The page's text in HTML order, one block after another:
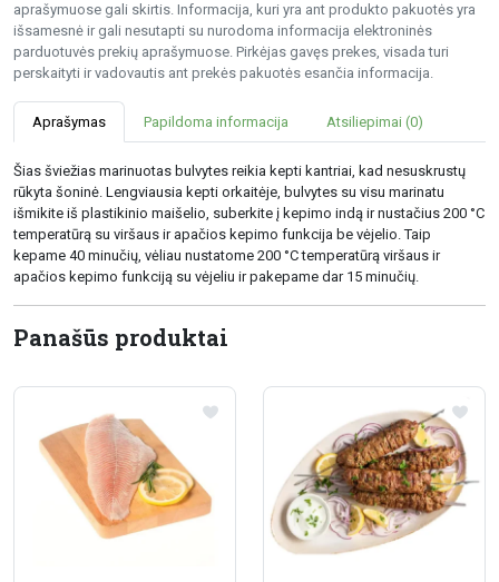
aprašymuose gali skirtis. Informacija, kuri yra ant produkto pakuotės yra
išsamesnė ir gali nesutapti su nurodoma informacija elektroninės
parduotuvės prekių aprašymuose. Pirkėjas gavęs prekes, visada turi
perskaityti ir vadovautis ant prekės pakuotės esančia informacija.
Aprašymas Papildoma informacija Atsiliepimai (0)
Šias šviežias marinuotas bulvytes reikia kepti kantriai, kad nesuskrustų
rūkyta šoninė. Lengviausia kepti orkaitėje, bulvytes su visu marinatu
išmikite iš plastikinio maišelio, suberkite į kepimo indą ir nustačius 200 °C
temperatūrą su viršaus ir apačios kepimo funkcija be vėjelio. Taip
kepame 40 minučių, vėliau nustatome 200 °C temperatūrą viršaus ir
apačios kepimo funkciją su vėjeliu ir pakepame dar 15 minučių.
Panašūs produktai